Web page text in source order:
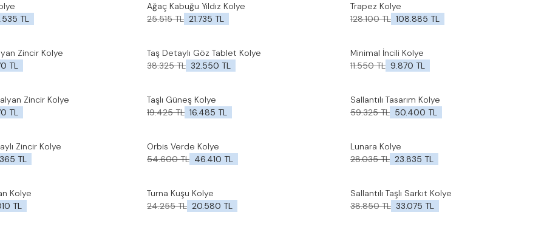
TL
%15İndirim
Favorilere Ekle
Ağaç Kabuğu Yıldız Kolye
25.515TL 21.735 TL
15İndirim
Favorilere Ekle
Trapez Kolye
128.100TL 108.885 TL
Zincir Kolye
TL
15İndirim
Favorilere Ekle
Taş Detaylı Göz Tablet Kolye
38.325TL 32.550 TL
%15İndirim
Favorilere Ekle
Minimal İncili Kolye
11.550TL 9.870 TL
Zincir Kolye
TL
15İndirim
Favorilere Ekle
Taşlı Güneş Kolye
19.425TL 16.485 TL
%15İndirim
Favorilere Ekle
Sallantılı Tasarım Kolye
59.325TL 50.400 TL
Zincir Kolye
TL
%15İndirim
Favorilere Ekle
Orbis Verde Kolye
54.600TL 46.410 TL
%15İndirim
Favorilere Ekle
Lunara Kolye
28.035TL 23.835 TL
Kolye
TL
15İndirim
Favorilere Ekle
Turna Kuşu Kolye
24.255TL 20.580 TL
Yeni
%15İndirim
Favorilere Ekle
Sallantılı Taşlı Sarkıt Kolye
38.850TL 33.075 TL